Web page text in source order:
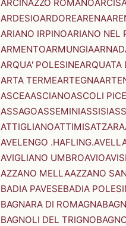
ARCINAZZO ROMANO
ARDESIOARDOREARENA
ARIANO IRPINOARIANO NEL
ARMENTOARMUNGIAARNAD
ARQUA' POLESINEARQUATA
ARTA TERMEARTEGNA
ASCEAASCIANOASCOLI
ASSAGOASSEMINIASSISI
ATTIGLIANOATTIMISATZARA
AVELENGO .HAFLING.
AVIGLIANO UMBROAVIO
AZZANO MELLAAZZANO
BADIA PAVESEBADIA
BAGNARA DI ROMAGNA
BAGNOLI DEL TRIGNO